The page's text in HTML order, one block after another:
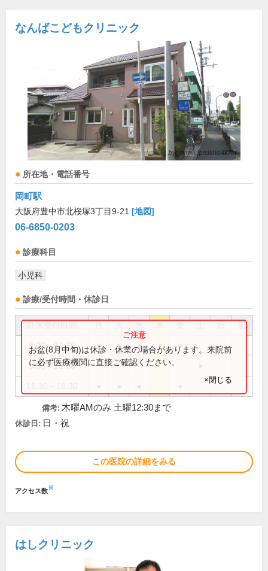
なんばこどもクリニック
所在地・電話番号
岡町駅
大阪府豊中市北桜塚3丁目9-21 [地図]
06-6850-0203
診療科目
小児科
診療/受付時間・休診日
祝
9:00～11:30 ● ● ● ● ●
9:00～12:30
お盆(8月中旬)は休診・休業の場合があります。来院前
に必ず医療機関に直接ご確認ください。
×閉じる
備考: 木曜AMのみ 土曜12:30まで
休診日: 日・祝
この医院の詳細をみる
アクセス数※
はしクリニック